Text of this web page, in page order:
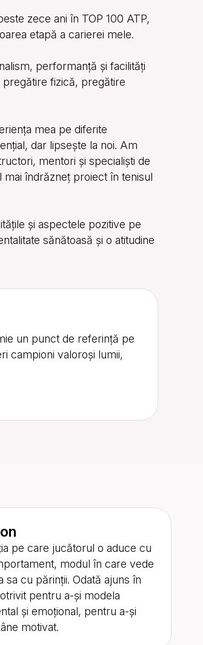
zece ani în TOP 100 ATP,
etapă a carierei mele.
performanță și facilități
fizică, pregătire
mea pe diferite
dar lipsește la noi. Am
mentori și specialiști de
îndrăzneț proiect în tenisul
și aspectele pozitive pe
sănătoasă și o atitudine
un punct de referință pe
campioni valoroși lumii,
pe care jucătorul o aduce cu
modul în care vede
sa cu părinții. Odată ajuns în
pentru a-și modela
și emoțional, pentru a-și
motivat.